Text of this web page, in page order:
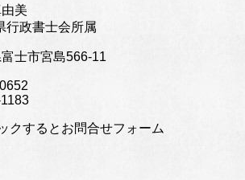
美
書士会所属
士市宮島566-11
クするとお問合せフォーム
。